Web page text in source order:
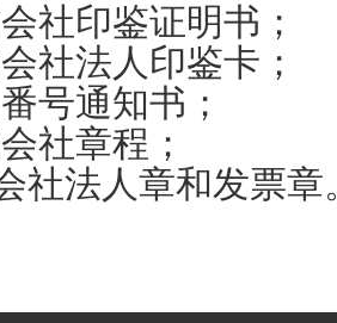
社印鉴证明书；
社法人印鉴卡；
号通知书；
社章程；
社法人章和发票章